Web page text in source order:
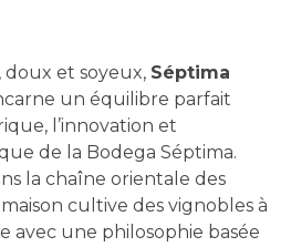
et soyeux, Séptima
un équilibre parfait
l’innovation et
de la Bodega Séptima.
la chaîne orientale des
cultive des vignobles à
avec une philosophie basée